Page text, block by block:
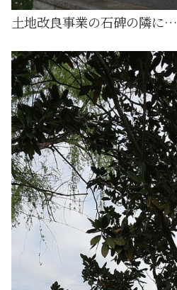
土地改良事業の石碑の隣に…